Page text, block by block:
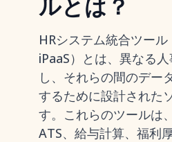
HRシステム統合ツー
iPaaS）とは、異なる
し、それらの間のデー
するために設計された
す。これらのツールは
ATS、給与計算、福利